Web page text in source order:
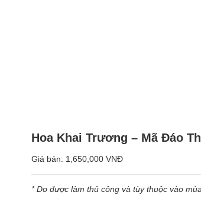
Hoa Khai Trương – Mã Đáo
Giá bán: 1,650,000 VNĐ
* Do được làm thủ công và tùy thuộc vào